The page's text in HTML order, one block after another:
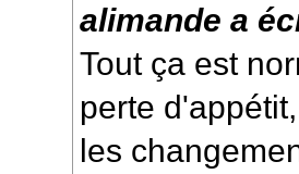
alimande a
Tout ça est
perte
les